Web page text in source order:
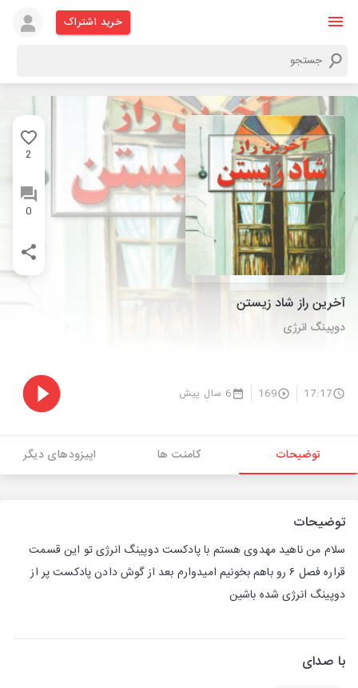
خرید اشتراک
2
0
آخرین راز شاد زیستن
دوپینگ انرژی
17:17
169 6 سال پیش
توضیحات کامنت ها اپیزودهای دیگر
توضیحات
سلام من ناهید مهدوی هستم با پادکست دوپینگ انرژی تو این قسمت
قراره فصل ۶ رو باهم بخونیم امیدوارم بعد از گوش دادن پادکست پر از
دوپینگ انرژی شده باشین
با صدای